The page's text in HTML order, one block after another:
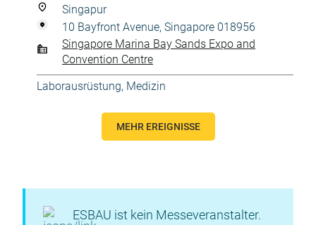
Singapur
10 Bayfront Avenue, Singapore 018956
Singapore Marina Bay Sands Expo and
Convention Centre
Laborausrüstung, Medizin
MEHR EREIGNISSE
ESBAU ist kein Messeveranstalter.